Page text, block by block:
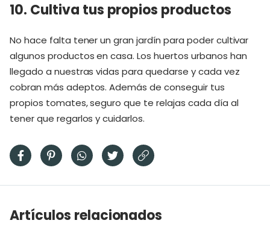
10. Cultiva tus propios productos
No hace falta tener un gran jardín para poder cultivar
algunos productos en casa. Los huertos urbanos han
llegado a nuestras vidas para quedarse y cada vez
cobran más adeptos. Además de conseguir tus
propios tomates, seguro que te relajas cada día al
tener que regarlos y cuidarlos.
Artículos relacionados